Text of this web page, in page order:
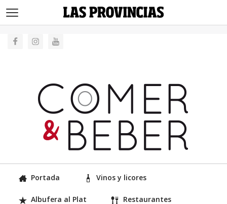
Portada Vinos y licores
Albufera al Plat Restaurantes